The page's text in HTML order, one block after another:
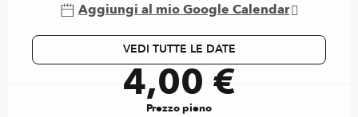
Aggiungi al mio Google Calendar
VEDI TUTTE LE DATE
4,00 €
Prezzo pieno